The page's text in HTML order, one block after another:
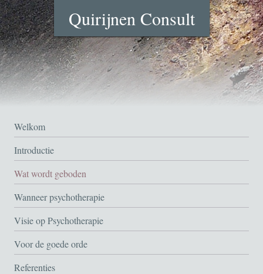
Quirijnen Consult
Welkom
Introductie
Wat wordt geboden
Wanneer psychotherapie
Visie op Psychotherapie
Voor de goede orde
Referenties